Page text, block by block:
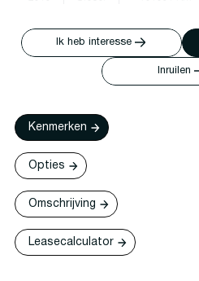
Ik heb interesse
Inruilen
Kenmerken
Opties
Omschrijving
Leasecalculator